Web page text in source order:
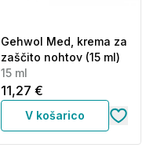
Gehwol Med, krema za
zaščito nohtov (15 ml)
15 ml
11,27 €
V košarico